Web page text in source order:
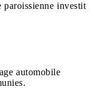
paroissienne investit
automobile